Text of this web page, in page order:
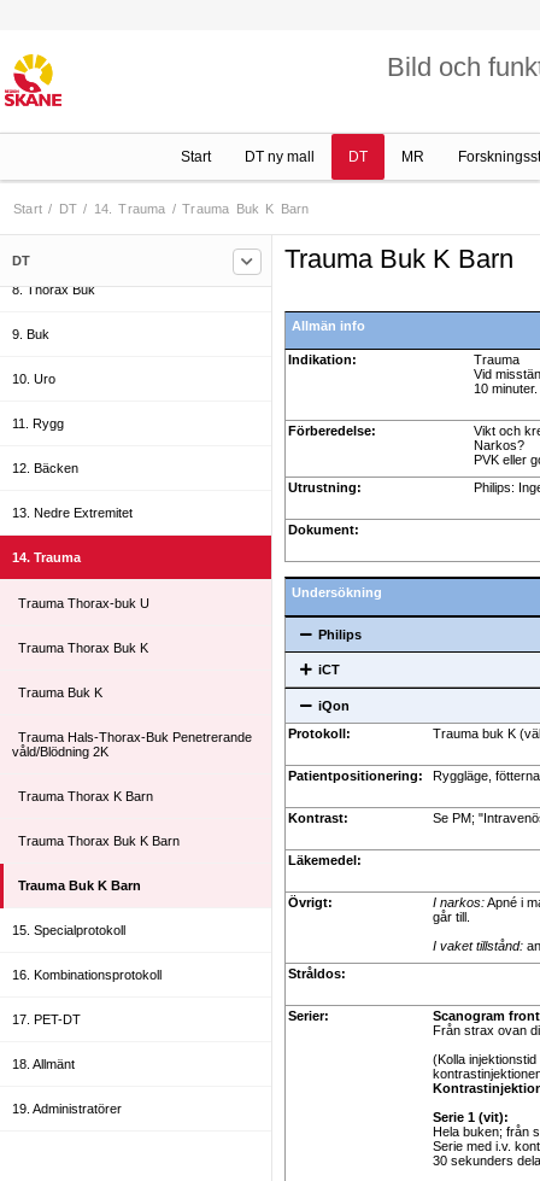
Bild och
Start DT ny mall DT MR
Start / DT / 14. Trauma / Trauma Buk K Barn
DT
3. Huvud/Hals
4. Övre Extremitet
8. Thorax Buk
9. Buk
10. Uro
11. Rygg
12. Bäcken
13. Nedre Extremitet
14. Trauma
Trauma Thorax-buk U
Trauma Thorax Buk K
Trauma Buk K
Trauma Hals-Thorax-Buk Penetrerande
våld/Blödning 2K
Trauma Thorax K Barn
Trauma Thorax Buk K Barn
Trauma Buk K Barn
15. Specialprotokoll
16. Kombinationsprotokoll
17. PET-DT
18. Allmänt
19. Administratörer
Trauma Buk K Barn
Allmän info
Indikation:
Trauma
Vid
10 minuter.
Förberedelse:
Vikt och
Narkos?
PVK eller
Utrustning:
Philips:
Dokument:
Undersökning
Philips
iCT
iQon
Protokoll:
Trauma buk K
Patientpositionering: Ryggläge,
Kontrast: Se PM;
Läkemedel:
Övrigt: I narkos:Apné i
går till.
I vaket tillstånd:
Stråldos:
Serier:
Scanogram
Från strax ovan
(Kolla
Serie 1 (vit):
Hela buken; från
Serie med i.v.
30 sekunders